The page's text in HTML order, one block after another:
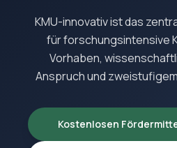
KMU-innovativ ist das
für forschungsintensive
Vorhaben,
Anspruch und
Kostenlosen